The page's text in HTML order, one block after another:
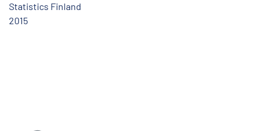
Statistics Finland
2015